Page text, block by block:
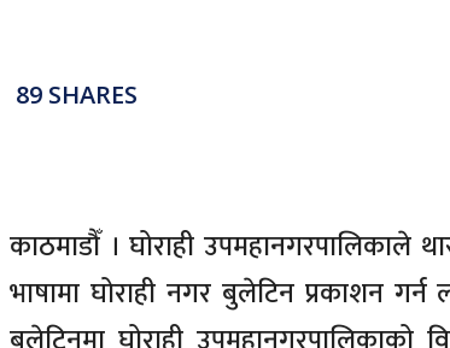
89 SHARES
काठमाडौँ । घोराही उपमहानगरपालिकाले
भाषामा घोराही नगर बुलेटिन प्रकाशन